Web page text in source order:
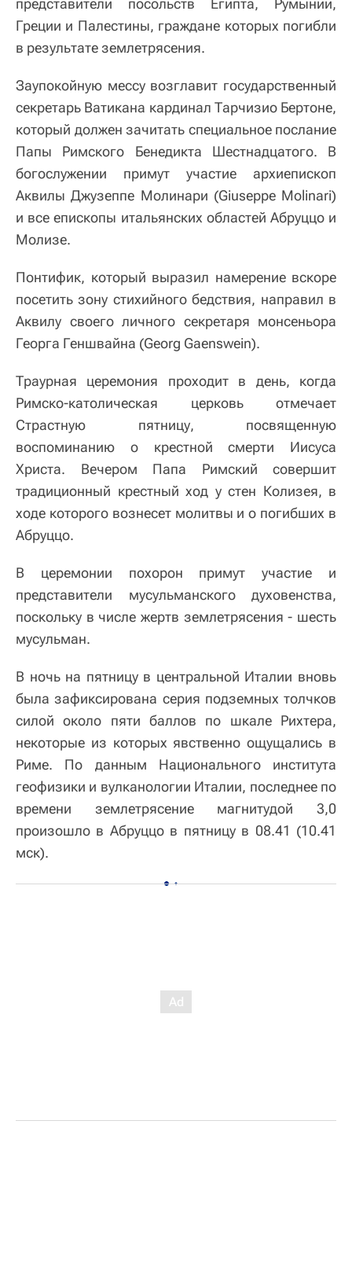
Греции и Палестины, граждане которых погибли
в результате землетрясения.
Заупокойную мессу возглавит государственный
секретарь Ватикана кардинал Тарчизио Бертоне,
который должен зачитать специальное послание
Папы Римского Бенедикта Шестнадцатого. В
богослужении примут участие архиепископ
Аквилы Джузеппе Молинари (Giuseppe Molinari)
и все епископы итальянских областей Абруццо и
Молизе.
Понтифик, который выразил намерение вскоре
посетить зону стихийного бедствия, направил в
Аквилу своего личного секретаря монсеньора
Георга Геншвайна (Georg Gaenswein).
Траурная церемония проходит в день, когда
Римско-католическая церковь отмечает
Страстную пятницу, посвященную
воспоминанию о крестной смерти Иисуса
Христа. Вечером Папа Римский совершит
традиционный крестный ход у стен Колизея, в
ходе которого вознесет молитвы и о погибших в
Абруццо.
В церемонии похорон примут участие и
представители мусульманского духовенства,
поскольку в числе жертв землетрясения - шесть
мусульман.
В ночь на пятницу в центральной Италии вновь
была зафиксирована серия подземных толчков
силой около пяти баллов по шкале Рихтера,
некоторые из которых явственно ощущались в
Риме. По данным Национального института
геофизики и вулканологии Италии, последнее по
времени землетрясение магнитудой 3,0
произошло в Абруццо в пятницу в 08.41 (10.41
мск).